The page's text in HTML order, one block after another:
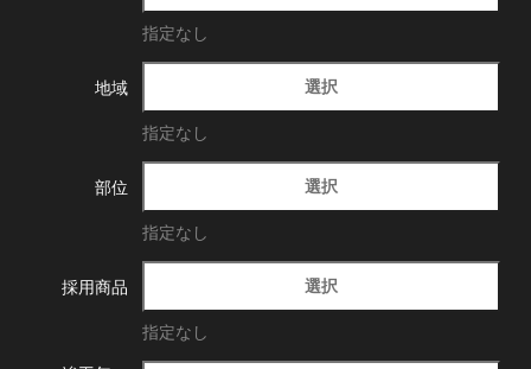
指定なし
地域 選択
指定なし
部位 選択
指定なし
採用商品 選択
指定なし